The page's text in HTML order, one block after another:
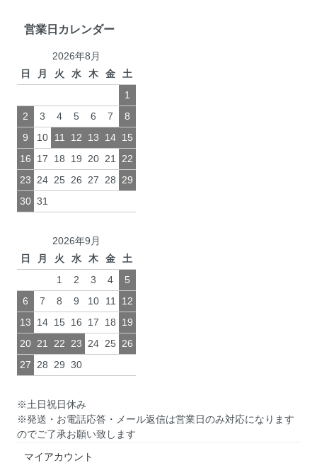
営業日カレンダー
2026年8月
日
月 火 水 木 金
土
1
2
3 4 5 6 7
8
9
10 11 12 13 14 15
16
17 18 19 20 21 22
23 24 25 26 27 28 29
30 31
2026年9月
日
月 火 水 木 金
土
1
2 3 4
5
6
7 8 9 10 11
12
13
14 15 16 17 18
19
20 21 22 23 24 25 26
27 28 29 30
※土日祝日休み
※発送・お電話応答・メール返信は営業日のみ対応になります
のでご了承お願い致します
マイアカウント